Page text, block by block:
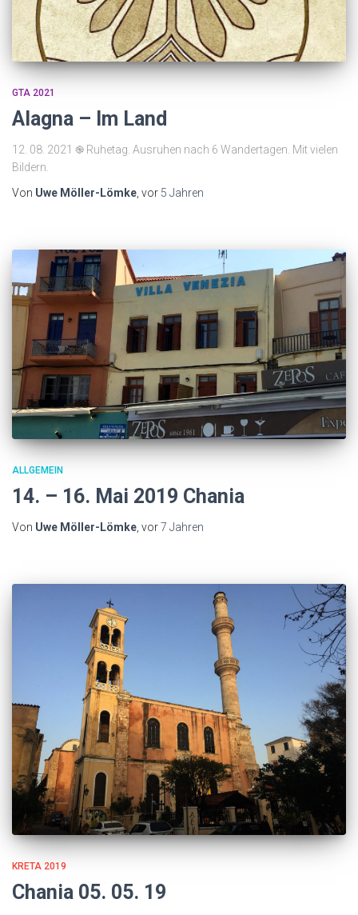
GTA 2021
Alagna – Im Land
12. 08. 2021 ֎ Ruhetag. Ausruhen nach 6 Wandertagen. Mit vielen
Bildern.
Von Uwe Möller-Lömke , vor 5 Jahren
ALLGEMEIN
14. – 16. Mai 2019 Chania
Von Uwe Möller-Lömke , vor7 Jahren
KRETA 2019
Chania 05. 05. 19